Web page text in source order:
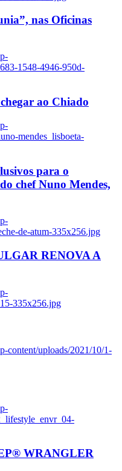
nas Oficinas
1548-4946-950d-
ao Chiado
mendes_lisboeta-
para o
chef Nuno Mendes,
de-atum-335x256.jpg
RENOVA A
335x256.jpg
content/uploads/2021/10/1-
WRANGLER